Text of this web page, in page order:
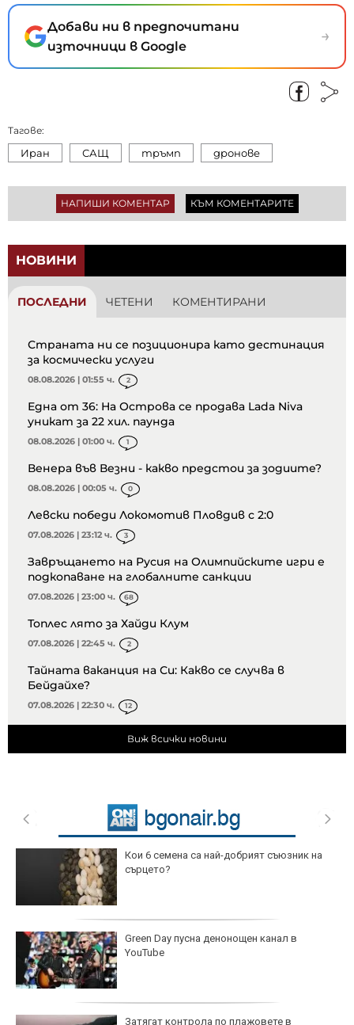
Добави ни в предпочитани
източници в Google
→
Тагове:
Иран САЩ тръмп дронове
НАПИШИ КОМЕНТАР КЪМ КОМЕНТАРИТЕ
НОВИНИ
ПОСЛЕДНИ ЧЕТЕНИ КОМЕНТИРАНИ
Страната ни се позиционира като дестинация
за космически услуги
08.08.2026 | 01:55 ч. 2
Една от 36: На Острова се продава Lada Niva
уникат за 22 хил. паунда
08.08.2026 | 01:00 ч. 1
Венера във Везни - какво предстои за зодиите?
08.08.2026 | 00:05 ч. 0
Левски победи Локомотив Пловдив с 2:0
07.08.2026 | 23:12 ч. 3
Завръщането на Русия на Олимпийските игри е
подкопаване на глобалните санкции
07.08.2026 | 23:00 ч. 68
Топлес лято за Хайди Клум
07.08.2026 | 22:45 ч. 2
Тайната ваканция на Си: Какво се случва в
Бейдайхе?
07.08.2026 | 22:30 ч. 12
Виж всички новини
Кои 6 семена са най-добрият съюзник на
сърцето?
Green Day пусна денонощен канал в
YouTube
Затягат контрола по плажовете в